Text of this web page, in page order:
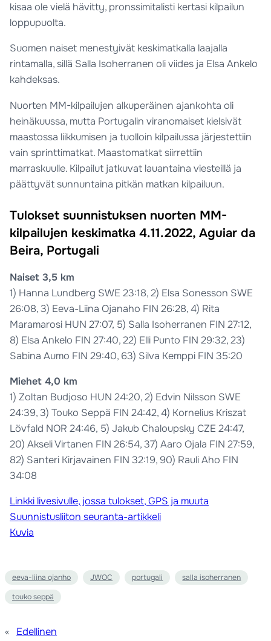
kisaa ole vielä hävitty, pronssimitalisti kertasi kilpailun
loppupuolta.
Suomen naiset menestyivät keskimatkalla laajalla
rintamalla, sillä Salla Isoherranen oli viides ja Elsa Ankelo
kahdeksas.
Nuorten MM-kilpailujen alkuperäinen ajankohta oli
heinäkuussa, mutta Portugalin viranomaiset kielsivät
maastossa liikkumisen ja tuolloin kilpailussa järjestettiin
vain sprinttimatkat. Maastomatkat siirrettiin
marraskuulle. Kilpailut jatkuvat lauantaina viesteillä ja
päättyvät sunnuntaina pitkän matkan kilpailuun.
Tulokset suunnistuksen nuorten MM-
kilpailujen keskimatka 4.11.2022, Aguiar da
Beira, Portugali
Naiset 3,5 km
1) Hanna Lundberg SWE 23:18, 2) Elsa Sonesson SWE
26:08, 3) Eeva-Liina Ojanaho FIN 26:28, 4) Rita
Maramarosi HUN 27:07, 5) Salla Isoherranen FIN 27:12,
8) Elsa Ankelo FIN 27:40, 22) Elli Punto FIN 29:32, 23)
Sabina Aumo FIN 29:40, 63) Silva Kemppi FIN 35:20
Miehet 4,0 km
1) Zoltan Budjoso HUN 24:20, 2) Edvin Nilsson SWE
24:39, 3) Touko Seppä FIN 24:42, 4) Kornelius Kriszat
Lövfald NOR 24:46, 5) Jakub Chaloupsky CZE 24:47,
20) Akseli Virtanen FIN 26:54, 37) Aaro Ojala FIN 27:59,
82) Santeri Kirjavainen FIN 32:19, 90) Rauli Aho FIN
34:08
Linkki livesivulle, jossa tulokset, GPS ja muuta
Suunnistusliiton seuranta-artikkeli
Kuvia
eeva-liina ojanho JWOC portugali salla isoherranen
touko seppä
«
Edellinen